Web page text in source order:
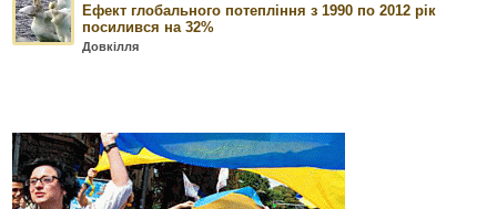
Ефект глобального потепління з 1990 по 2012 рік
посилився на 32%
Довкілля